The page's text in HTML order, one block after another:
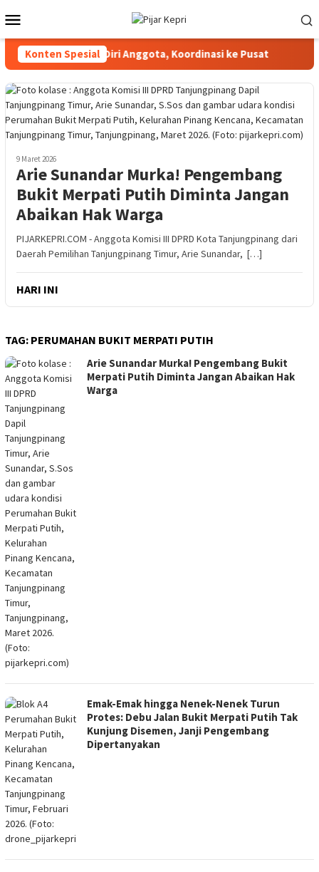
ke
kontenMobile
Konten Spesial
Pengunduran Diri Anggota, Koordinasi ke Pusat
9 Maret 2026
Arie Sunandar Murka! Pengembang
Bukit Merpati Putih Diminta Jangan
Abaikan Hak Warga
PIJARKEPRI.COM - Anggota Komisi III DPRD Kota Tanjungpinang dari
Daerah Pemilihan Tanjungpinang Timur, Arie Sunandar, […]
HARI INI
TAG: PERUMAHAN BUKIT MERPATI PUTIH
Arie Sunandar Murka! Pengembang Bukit
Merpati Putih Diminta Jangan Abaikan Hak
Warga
Emak-Emak hingga Nenek-Nenek Turun
Protes: Debu Jalan Bukit Merpati Putih Tak
Kunjung Disemen, Janji Pengembang
Dipertanyakan